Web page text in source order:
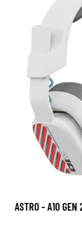
ASTRO - A10 GEN